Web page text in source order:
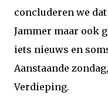
concluderen we
Jammer maar ook
iets nieuws en
Aanstaande
Verdieping.